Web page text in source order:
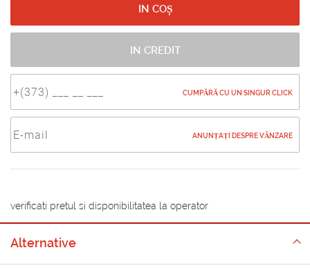
IN COȘ
IN CREDIT
CUMPĂRĂ CU UN SINGUR CLICK
ANUNȚAȚI DESPRE VÂNZARE
verificati pretul si disponibilitatea la operator
Alternative